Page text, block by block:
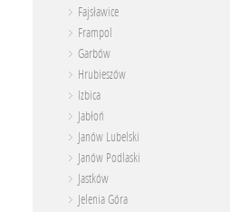
Fajsławice
Frampol
Garbów
Hrubieszów
Izbica
Jabłoń
Janów Lubelski
Janów Podlaski
Jastków
Jelenia Góra